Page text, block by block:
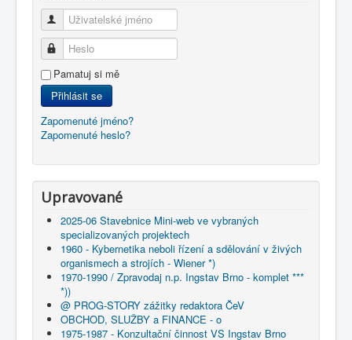
Uživatelské jméno
Heslo
Pamatuj si mě
Přihlásit se
Zapomenuté jméno?
Zapomenuté heslo?
Upravované
2025-06 Stavebnice Mini-web ve vybraných
specializovaných projektech
1960 - Kybernetika neboli řízení a sdělování v živých
organismech a strojích - Wiener *)
1970-1990 / Zpravodaj n.p. Ingstav Brno - komplet ***
*))
@ PROG-STORY zážitky redaktora ČeV
OBCHOD, SLUŽBY a FINANCE - o
1975-1987 - Konzultační činnost VS Ingstav Brno